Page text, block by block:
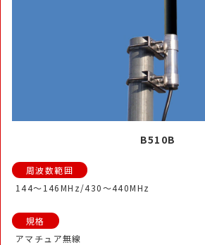
B510B
144～146MHz/430～440MHz
アマチュア無線